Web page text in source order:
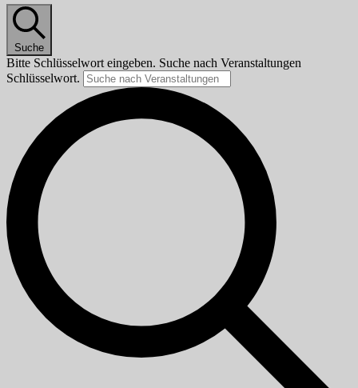
Suche
Bitte Schlüsselwort eingeben. Suche nach Veranstaltungen
Schlüsselwort.